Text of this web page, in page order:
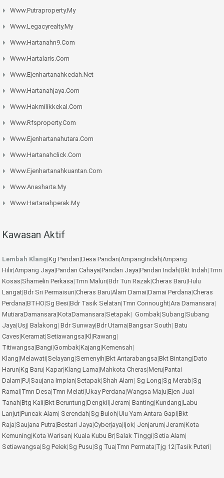
Www.putraproperty.my
Www.legacyrealty.my
Www.hartanahn9.com
Www.hartalaris.com
Www.ejenhartanahkedah.net
Www.hartanahjaya.com
Www.hakmilikkekal.com
Www.rfsproperty.com
Www.ejenhartanahutara.com
Www.hartanahclick.com
Www.ejenhartanahkuantan.com
Www.anasharta.my
Www.hartanahperak.my
Kawasan Aktif
Lembah Klang|Kg Pandan|Desa Pandan|AmpangIndah|Ampang
Hilir|Ampang Jaya|Pandan Cahaya|Pandan Jaya|Pandan Indah|Bkt Indah|Tmn
Kosas|Shamelin Perkasa|Tmn Maluri|Bdr Tun Razak|Cheras Baru|Hulu
Langat|Bdr Sri Permaisuri|Cheras Baru|Alam Damai|Damai Perdana|Cheras
Perdana|BTHO|Sg Besi|Bdr Tasik Selatan|Tmn Connought|Ara Damansara|
MutiaraDamansara|KotaDamansara|Setapak| Gombak|Subang|Subang
Jaya|Usj| Balakong| Bdr Sunway|Bdr Utama|Bangsar South| Batu
Caves|Keramat|Setiawangsa|Kl |Rawang|
Titiwangsa|Bangi|Gombak|Kajang|Kemensah|
Klang|Melawati|Selayang|Semenyih|Bkt Antarabangsa|Bkt Bintang|Dato
Harun|Kg Baru| Kapar|Klang Lama|Mahkota Cheras|Meru|Pantai
Dalam|PJ|Saujana Impian|Setapak|Shah Alam| Sg Long|Sg Merab|Sg
Ramal |Tmn Desa|Tmn Melati|Ukay Perdana|Wangsa Maju|Ejen Jual
Tanah|Btg Kali|Bkt Beruntung|Dengkil |Jeram| Banting|Kundang|Labu
Lanjut|Puncak Alam| Serendah|Sg Buloh|Ulu Yam Antara Gapi|Bkt
Raja|Saujana Putra|Bestari Jaya|Cyberjaya|Ijok| Jenjarum|Jeram|Kota
Kemuning|Kota Warisan| Kuala Kubu Br|Salak Tinggi|Setia Alam|
Setiawangsa|Sg Pelek|Sg Pusu|Sg Tua|Tmn Permata|Tjg 12|Tasik Puteri|